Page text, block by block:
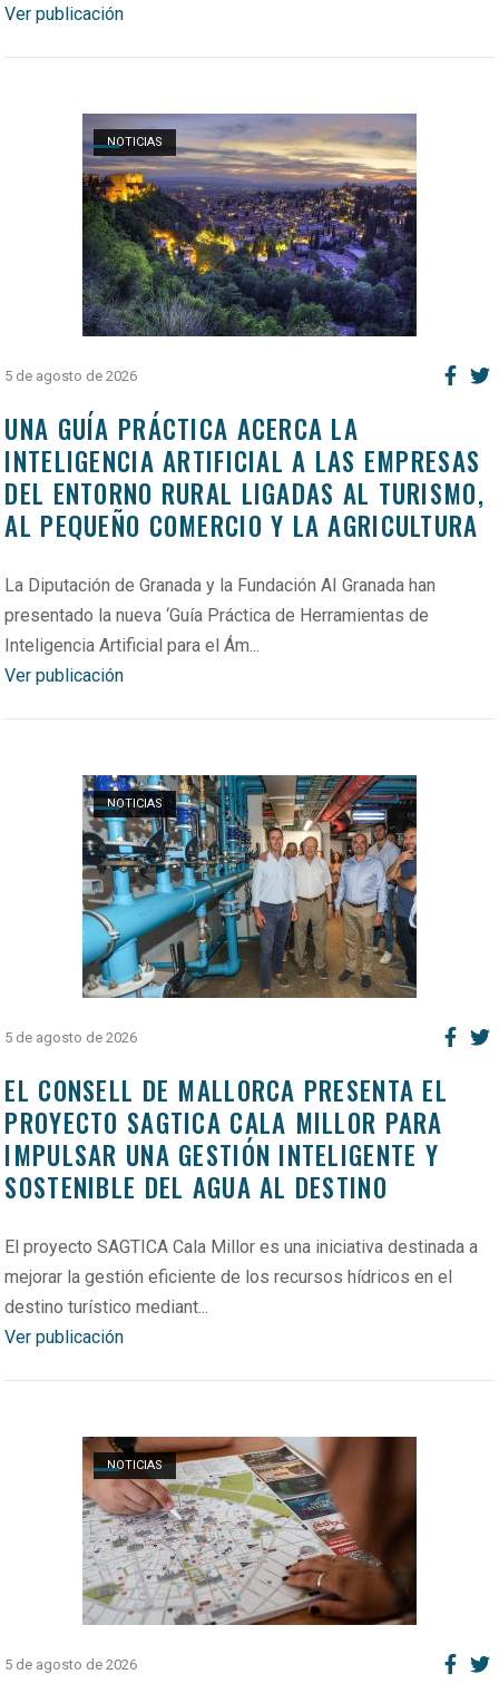
Ver publicación
NOTICIAS
Open post
5 de agosto de 2026
UNA GUÍA PRÁCTICA ACERCA LA
INTELIGENCIA ARTIFICIAL A LAS EMPRESAS
DEL ENTORNO RURAL LIGADAS AL TURISMO,
AL PEQUEÑO COMERCIO Y LA AGRICULTURA
La Diputación de Granada y la Fundación AI Granada han
presentado la nueva ‘Guía Práctica de Herramientas de
Inteligencia Artificial para el Ám...
Ver publicación
NOTICIAS
Open post
5 de agosto de 2026
EL CONSELL DE MALLORCA PRESENTA EL
PROYECTO SAGTICA CALA MILLOR PARA
IMPULSAR UNA GESTIÓN INTELIGENTE Y
SOSTENIBLE DEL AGUA AL DESTINO
El proyecto SAGTICA Cala Millor es una iniciativa destinada a
mejorar la gestión eficiente de los recursos hídricos en el
destino turístico mediant...
Ver publicación
NOTICIAS
Open post
5 de agosto de 2026